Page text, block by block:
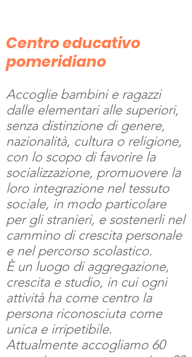
Centro educativo
pomeridiano
Accoglie bambini e ragazzi
dalle elementari alle superiori,
senza distinzione di genere,
nazionalità, cultura o religione,
con lo scopo di favorire la
socializzazione, promuovere la
loro integrazione nel tessuto
sociale, in modo particolare
per gli stranieri, e sostenerli nel
cammino di crescita personale
e nel percorso scolastico.
È un luogo di aggregazione,
crescita e studio, in cui ogni
attività ha come centro la
persona riconosciuta come
unica e irripetibile.
Attualmente accogliamo 60